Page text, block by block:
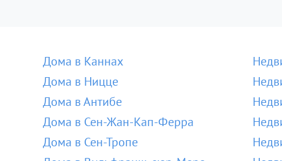
Дома в Каннах
Дома в Ницце
Дома в Антибе
Дома в Сен-Жан-Кап-Ферра
Дома в Сен-Тропе